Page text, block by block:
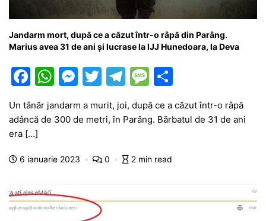
Jandarm mort, după ce a căzut într-o râpă din Parâng.
Marius avea 31 de ani și lucrase la IJJ Hunedoara, la Deva
F
c
e
b
o
o
k
W
at
A
p
p
M
s
e
er
T
w
itt
T
el
e
a
m
M
s
s
a
g
ta
Un tânăr jandarm a murit, joi, după ce a căzut într-o râpă
adâncă de 300 de metri, în Parâng. Bărbatul de 31 de ani
era […]
6 ianuarie 2023 0 2 min read